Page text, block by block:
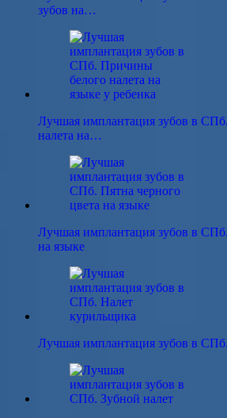
зубов на…
Лучшая имплантация зубов в
налета на…
Лучшая имплантация зубов в
на языке
Лучшая имплантация зубов в